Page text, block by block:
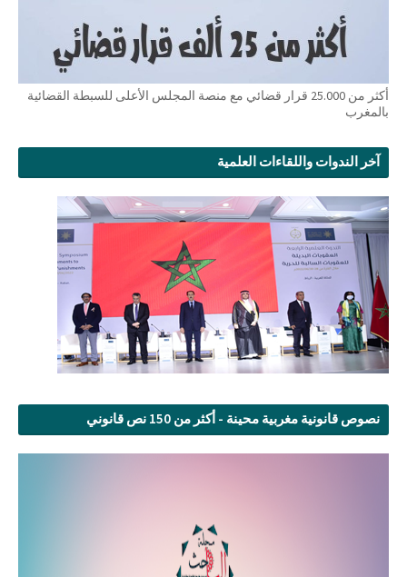
أكثر من 25.000 قرار قضائي مع منصة المجلس الأعلى للسبطة القضائية
بالمغرب
آخر الندوات واللقاءات العلمية
نصوص قانونية مغربية محينة - أكثر من 150 نص قانوني